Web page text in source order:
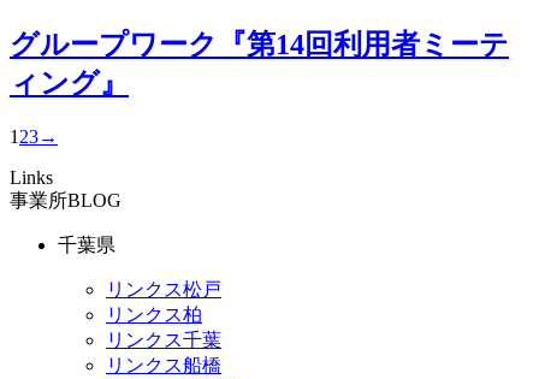
グループワーク『第14回利用者ミーテ
ィング』
1 23→
Links
事業所BLOG
千葉県
リンクス松戸
リンクス柏
リンクス千葉
リンクス船橋